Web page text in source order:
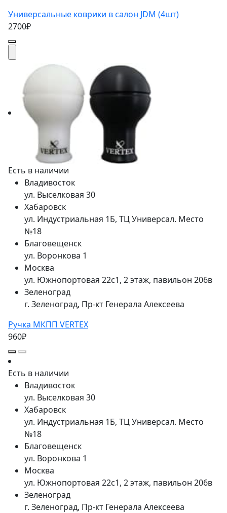
Универсальные коврики в салон JDM (4шт)
2700₽
Есть в наличии
Владивосток
ул. Выселковая 30
Хабаровск
ул. Индустриальная 1Б, ТЦ Универсал. Место
№18
Благовещенск
ул. Воронкова 1
Москва
ул. Южнопортовая 22с1, 2 этаж, павильон 206в
Зеленоград
г. Зеленоград, Пр-кт Генерала Алексеева
Ручка МКПП VERTEX
960₽
Есть в наличии
Владивосток
ул. Выселковая 30
Хабаровск
ул. Индустриальная 1Б, ТЦ Универсал. Место
№18
Благовещенск
ул. Воронкова 1
Москва
ул. Южнопортовая 22с1, 2 этаж, павильон 206в
Зеленоград
г. Зеленоград, Пр-кт Генерала Алексеева